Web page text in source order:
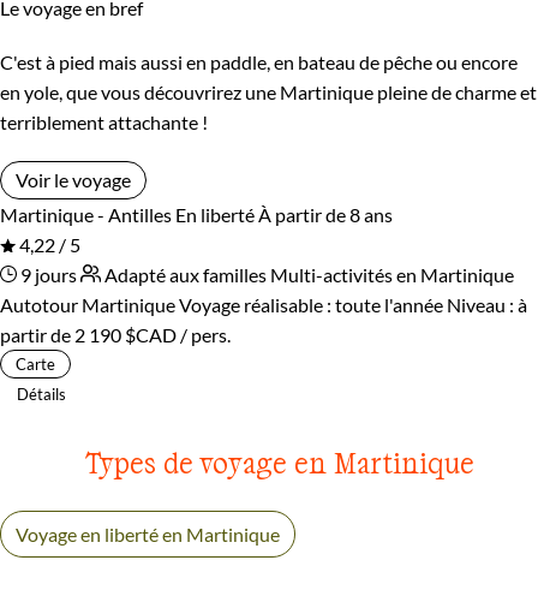
Le voyage en bref
C'est à pied mais aussi en paddle, en bateau de pêche ou encore
en yole, que vous découvrirez une Martinique pleine de charme et
terriblement attachante !
Voir le voyage
Martinique - Antilles En liberté À partir de 8 ans
4,22 / 5
9 jours
Adapté aux familles Multi-activités en Martinique
Autotour MartiniqueVoyage réalisable : toute l'année Niveau : à
partir de 2 190 $CAD / pers.
Carte
Détails
Types de voyage en Martinique
Voyage en liberté en Martinique